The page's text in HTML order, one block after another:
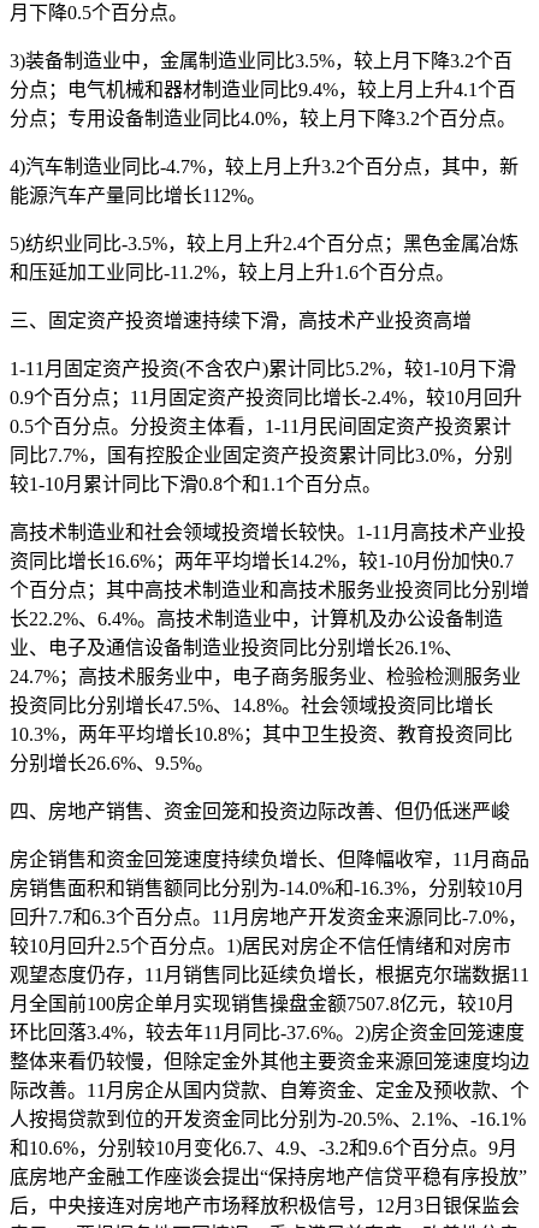
月下降0.5个百分点。
3)装备制造业中，金属制造业同比3.5%，较上月下降3.2个百
分点；电气机械和器材制造业同比9.4%，较上月上升4.1个百
分点；专用设备制造业同比4.0%，较上月下降3.2个百分点。
4)汽车制造业同比-4.7%，较上月上升3.2个百分点，其中，新
能源汽车产量同比增长112%。
5)纺织业同比-3.5%，较上月上升2.4个百分点；黑色金属冶炼
和压延加工业同比-11.2%，较上月上升1.6个百分点。
三、固定资产投资增速持续下滑，高技术产业投资高增
1-11月固定资产投资(不含农户)累计同比5.2%，较1-10月下滑
0.9个百分点；11月固定资产投资同比增长-2.4%，较10月回升
0.5个百分点。分投资主体看，1-11月民间固定资产投资累计
同比7.7%，国有控股企业固定资产投资累计同比3.0%，分别
较1-10月累计同比下滑0.8个和1.1个百分点。
高技术制造业和社会领域投资增长较快。1-11月高技术产业投
资同比增长16.6%；两年平均增长14.2%，较1-10月份加快0.7
个百分点；其中高技术制造业和高技术服务业投资同比分别增
长22.2%、6.4%。高技术制造业中，计算机及办公设备制造
业、电子及通信设备制造业投资同比分别增长26.1%、
24.7%；高技术服务业中，电子商务服务业、检验检测服务业
投资同比分别增长47.5%、14.8%。社会领域投资同比增长
10.3%，两年平均增长10.8%；其中卫生投资、教育投资同比
分别增长26.6%、9.5%。
四、房地产销售、资金回笼和投资边际改善、但仍低迷严峻
房企销售和资金回笼速度持续负增长、但降幅收窄，11月商品
房销售面积和销售额同比分别为-14.0%和-16.3%，分别较10月
回升7.7和6.3个百分点。11月房地产开发资金来源同比-7.0%，
较10月回升2.5个百分点。1)居民对房企不信任情绪和对房市
观望态度仍存，11月销售同比延续负增长，根据克尔瑞数据11
月全国前100房企单月实现销售操盘金额7507.8亿元，较10月
环比回落3.4%，较去年11月同比-37.6%。2)房企资金回笼速度
整体来看仍较慢，但除定金外其他主要资金来源回笼速度均边
际改善。11月房企从国内贷款、自筹资金、定金及预收款、个
人按揭贷款到位的开发资金同比分别为-20.5%、2.1%、-16.1%
和10.6%，分别较10月变化6.7、4.9、-3.2和9.6个百分点。9月
底房地产金融工作座谈会提出“保持房地产信贷平稳有序投放”
后，中央接连对房地产市场释放积极信号，12月3日银保监会